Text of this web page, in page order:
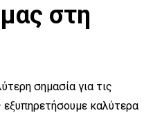
στη
σημασία για τις
καλύτερα